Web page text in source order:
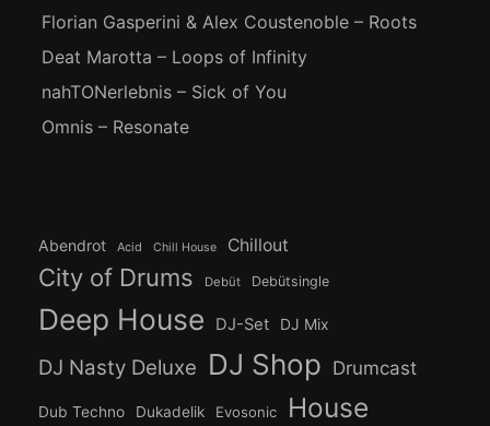
Florian Gasperini & Alex Coustenoble – Roots
Deat Marotta – Loops of Infinity
nahTONerlebnis – Sick of You
Omnis – Resonate
Abendrot Acid Chill House Chillout
City of Drums Debüt Debütsingle
Deep House DJ-Set DJ Mix
DJ Nasty Deluxe DJ Shop Drumcast
Dub Techno Dukadelik Evosonic House